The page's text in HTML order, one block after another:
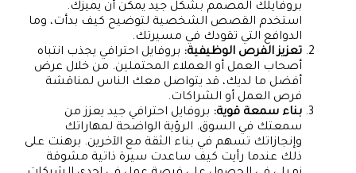
بروفايلك المصمم بشكل جيد يمكن أن يميزك.
استخدم القصص الشخصية لتوضيح كيف بدأت، وما
الدوافع التي تقودك في مسيرتك.
تعزيز الفرص الوظيفية: بروفايل احترافي يجذب انتباه
أصحاب العمل أو العملاء المحتملين. من خلال عرض
أفضل ما لديك، قد يتواصل معك الناس لمناقشة
فرص العمل أو الشراكات.
بناء سمعة قوية: بروفايل احترافي جيد يعزز من
سمعتك في السوق. الرؤية الواضحة لمهاراتك
وإنجازاتك تسهم في بناء الثقة مع الآخرين. برهنت على
ذلك عندما رأيت كيف ساعدت سيرة ذاتية مشوقة